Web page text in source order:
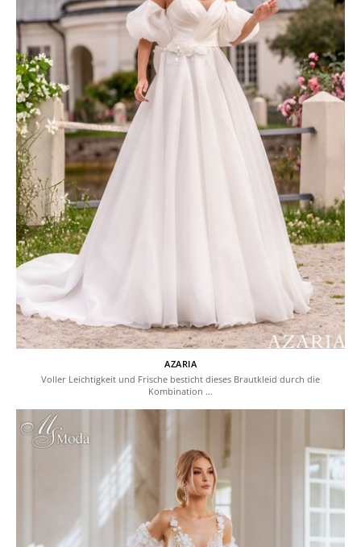
AZARIA
Voller Leichtigkeit und Frische besticht dieses Brautkleid durch die
Kombination …